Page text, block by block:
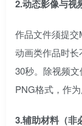
2.动态影像与视
作品文件须提
动画类作品时
30秒。除视频
PNG格式，作为
3.辅助材料（非